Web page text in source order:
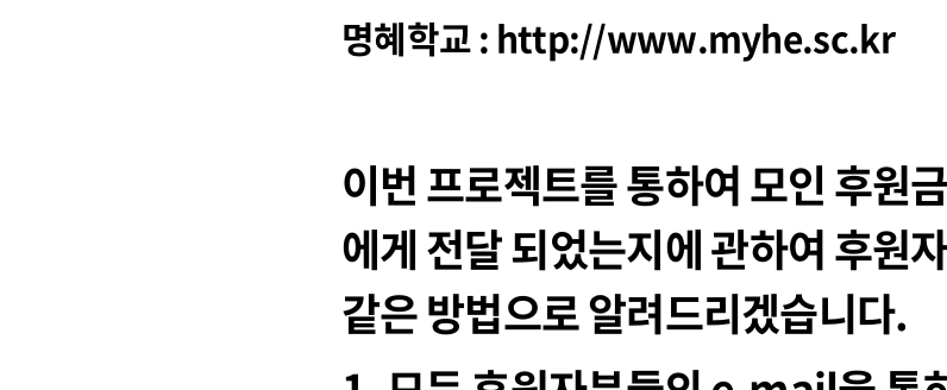
명혜학교 : http://www.myhe.sc.kr
이번 프로젝트를 통하여 모인 후원
에게 전달 되었는지에 관하여 후원
같은 방법으로 알려드리겠습니다.